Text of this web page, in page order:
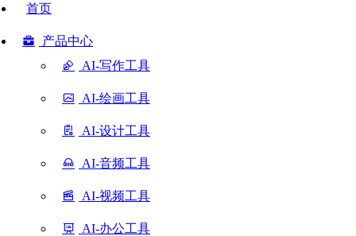
首页
产品中心
AI-写作工具
AI-绘画工具
AI-设计工具
AI-音频工具
AI-视频工具
AI-办公工具